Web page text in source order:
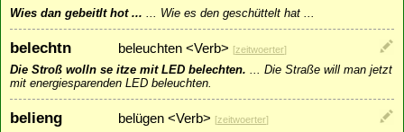
Wies dan gebeitlt hot ... ... Wie es den geschüttelt hat ...
belechtn beleuchten <Verb> [zeitwoerter]
Die Stroß wolln se itze mit LED belechten. ... Die Straße will man jetzt
mit energiesparenden LED beleuchten.
belieng belügen <Verb> [zeitwoerter]